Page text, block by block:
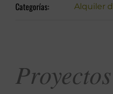
Categorías: Alquiler
Proyectos